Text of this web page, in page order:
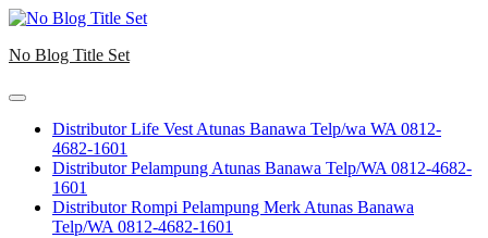
Skip
content
No Blog Title Set
Distributor Life Vest Atunas Banawa Telp/wa WA 0812-
4682-1601
Distributor Pelampung Atunas Banawa Telp/WA 0812-4682-
1601
Distributor Rompi Pelampung Merk Atunas Banawa
Telp/WA 0812-4682-1601